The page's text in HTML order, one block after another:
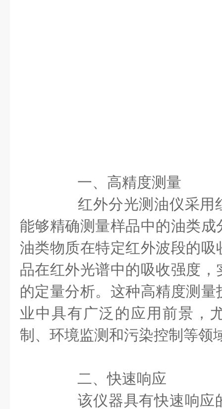
一、高精度测量
红外分光测油仪采用
能够精确测量样品中的油类
油类物质在特定红外波段的
品在红外光谱中的吸收强度
的定量分析。这种高精度测
业中具有广泛的应用前景，
制、环境监测和污染控制等领
二、快速响应
该仪器具有快速响应